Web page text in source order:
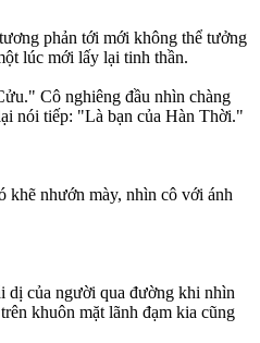
phản tới mới không thể tưởng
lúc mới lấy lại tinh thần.
Cô nghiêng đầu nhìn chàng
nói tiếp: "Là bạn của Hàn Thời."
khẽ nhướn mày, nhìn cô với ánh
dị của người qua đường khi nhìn
khuôn mặt lãnh đạm kia cũng